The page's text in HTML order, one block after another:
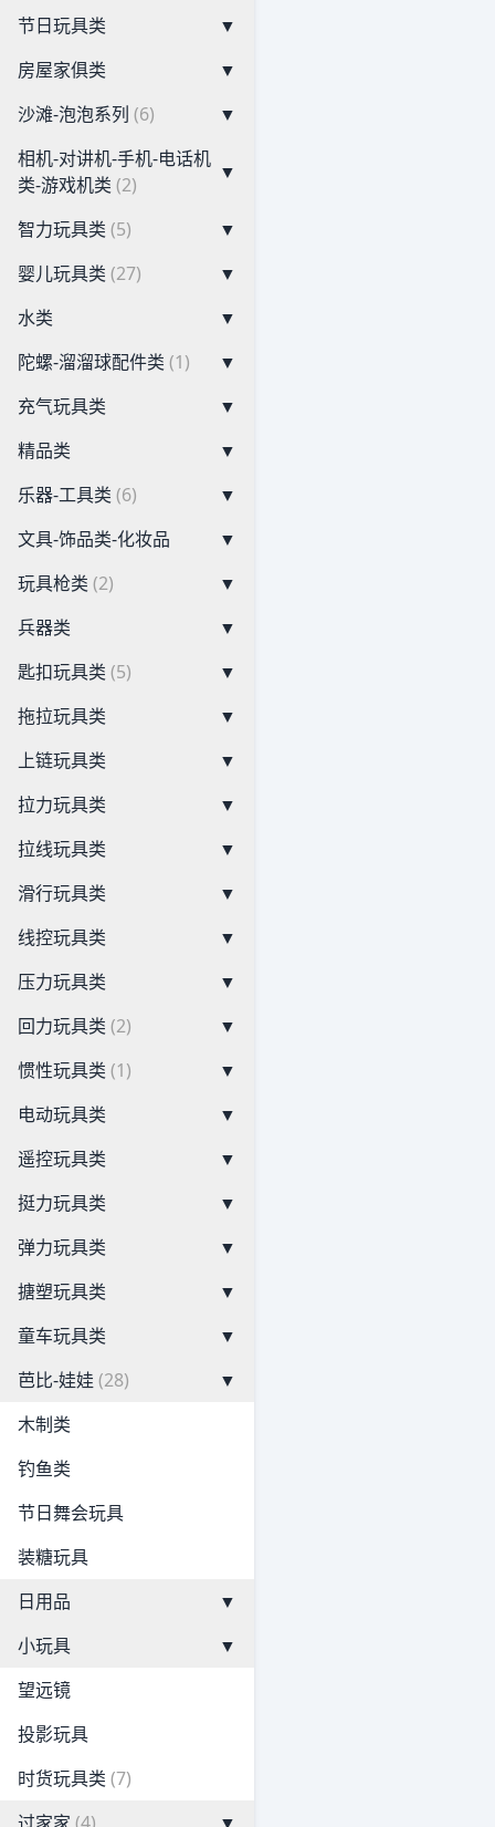
节日玩具类
▼
房屋家俱类
▼
沙滩-泡泡系列 (6)
▼
相机-对讲机-手机-电话机
类-游戏机类 (2)
▼
智力玩具类 (5)
▼
婴儿玩具类 (27)
▼
水类
▼
陀螺-溜溜球配件类 (1)
▼
充气玩具类
▼
精品类
▼
乐器-工具类 (6)
▼
文具-饰品类-化妆品
▼
玩具枪类 (2)
▼
兵器类
▼
匙扣玩具类 (5)
▼
拖拉玩具类
▼
上链玩具类
▼
拉力玩具类
▼
拉线玩具类
▼
滑行玩具类
▼
线控玩具类
▼
压力玩具类
▼
回力玩具类 (2)
▼
惯性玩具类 (1)
▼
电动玩具类
▼
遥控玩具类
▼
挺力玩具类
▼
弹力玩具类
▼
搪塑玩具类
▼
童车玩具类
▼
芭比-娃娃 (28)
▼
木制类
钓鱼类
节日舞会玩具
装糖玩具
日用品
▼
小玩具
▼
望远镜
投影玩具
时货玩具类 (7)